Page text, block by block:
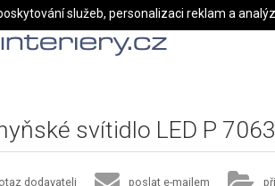
svítidlo LED P
dodavateli poslat e-mailem
služeb, personalizaci reklam a